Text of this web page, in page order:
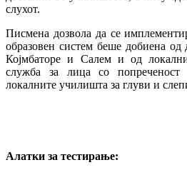
слухот.
Писмена дозвола да се
образовен систем беше добиена од
Којмбаторе и Салем и од
служба за лица со
локалните училишта за глуви и
Алатки за тестирање: